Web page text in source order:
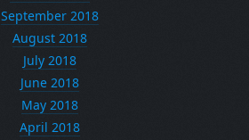
September 2018
August 2018
July 2018
June 2018
May 2018
April 2018